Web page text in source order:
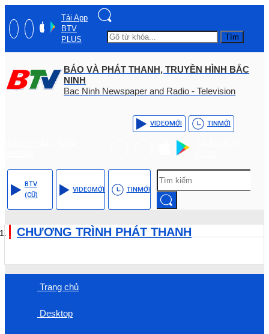
Tải App
BTV
PLUS
Tìm
BÁO VÀ PHÁT THANH, TRUYỀN HÌNH BẮC
NINH
Bac Ninh Newspaper and Radio - Television
VIDEOMỚI TINMỚI
BTV
(CŨ)
VIDEOMỚI TINMỚI
CHƯƠNG TRÌNH PHÁT THANH
Trang chủ
Desktop